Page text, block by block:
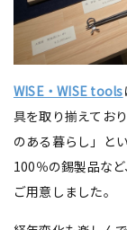
WISE・WISE tools
具を取り揃えてお
のある暮らし」と
100％の錫製品な
ご用意しました。